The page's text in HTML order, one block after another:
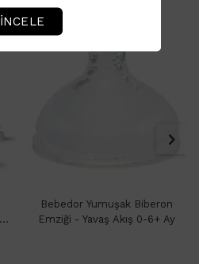
İNCELE%60
Bebedor Yumuşak Biberon
Emziği - Yavaş Akış 0-6+ Ay